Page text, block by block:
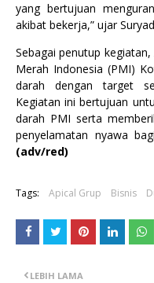
yang bertujuan
akibat bekerja,” ujar
Sebagai penutup
Merah Indonesia (PMI)
darah dengan target
Kegiatan ini bertujuan
darah PMI serta
penyelamatan nyawa
(adv/red)
Tags: Apical Grup Bisnis
LEBIH LAMA